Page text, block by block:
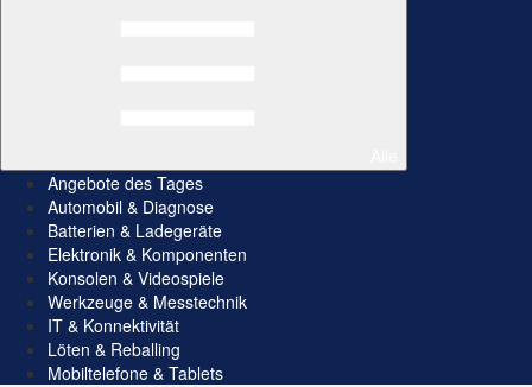
Angebote des Tages
Automobil & Diagnose
Batterien & Ladegeräte
Elektronik & Komponenten
Konsolen & Videospiele
Werkzeuge & Messtechnik
IT & Konnektivität
Löten & Reballing
Mobiltelefone & Tablets